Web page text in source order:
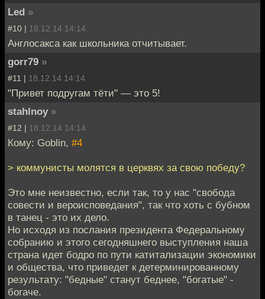
Led »
#10 | 18.12.14 14:14
Англосакса как школьника отчитывает.
gorr79 »
#11 | 18.12.14 14:14
"Привет подругам тёти" — это 5!
stahlnoy »
#12 | 18.12.14 14:14
Кому: Goblin, #4
> коммунисты молятся в церквях за свою победу?
Это мне неизвестно, если так, то у нас "свобода
совести и вероисповедания", так что хоть с бубном
в танец - это их дело.
Но исходя из послания президента Федеральному
собранию и этого сегодняшнего выступления наша
страна идет бодро по пути катитализации экономики
и общества, что приведет к детерминированному
результату: "бедные" станут беднее, "богатые" -
богаче.